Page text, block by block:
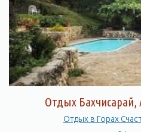
Отдых
Отдых в Горах